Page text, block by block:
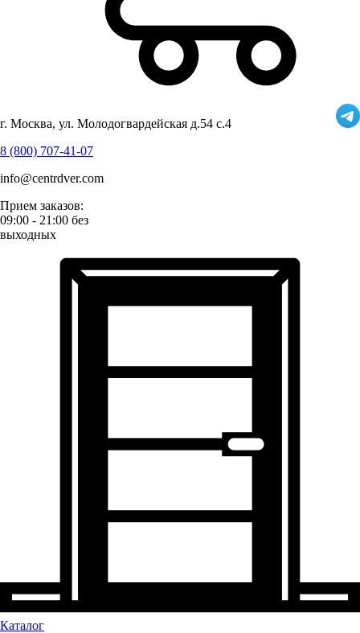
г. Москва, ул. Молодогвардейская д.54 с.4
8 (800) 707-41-07
info@centrdver.com
Прием заказов:
09:00 - 21:00 без
выходных
Каталог